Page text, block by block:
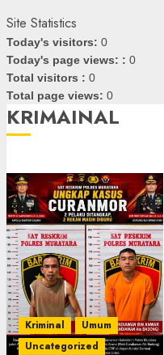
Site Statistics
Today's visitors: 0
Today's page views: : 0
Total visitors : 0
Total page views: 0
KRIMAINAL
Kriminal
Umum
Uncategorized